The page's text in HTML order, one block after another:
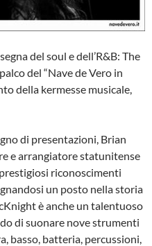
del soul e dell’R&B: The
del “Nave de Vero in
della kermesse musicale,
di presentazioni, Brian
e arrangiatore statunitense
riconoscimenti
un posto nella storia
è anche un talentuoso
di suonare nove strumenti
basso, batteria, percussioni,